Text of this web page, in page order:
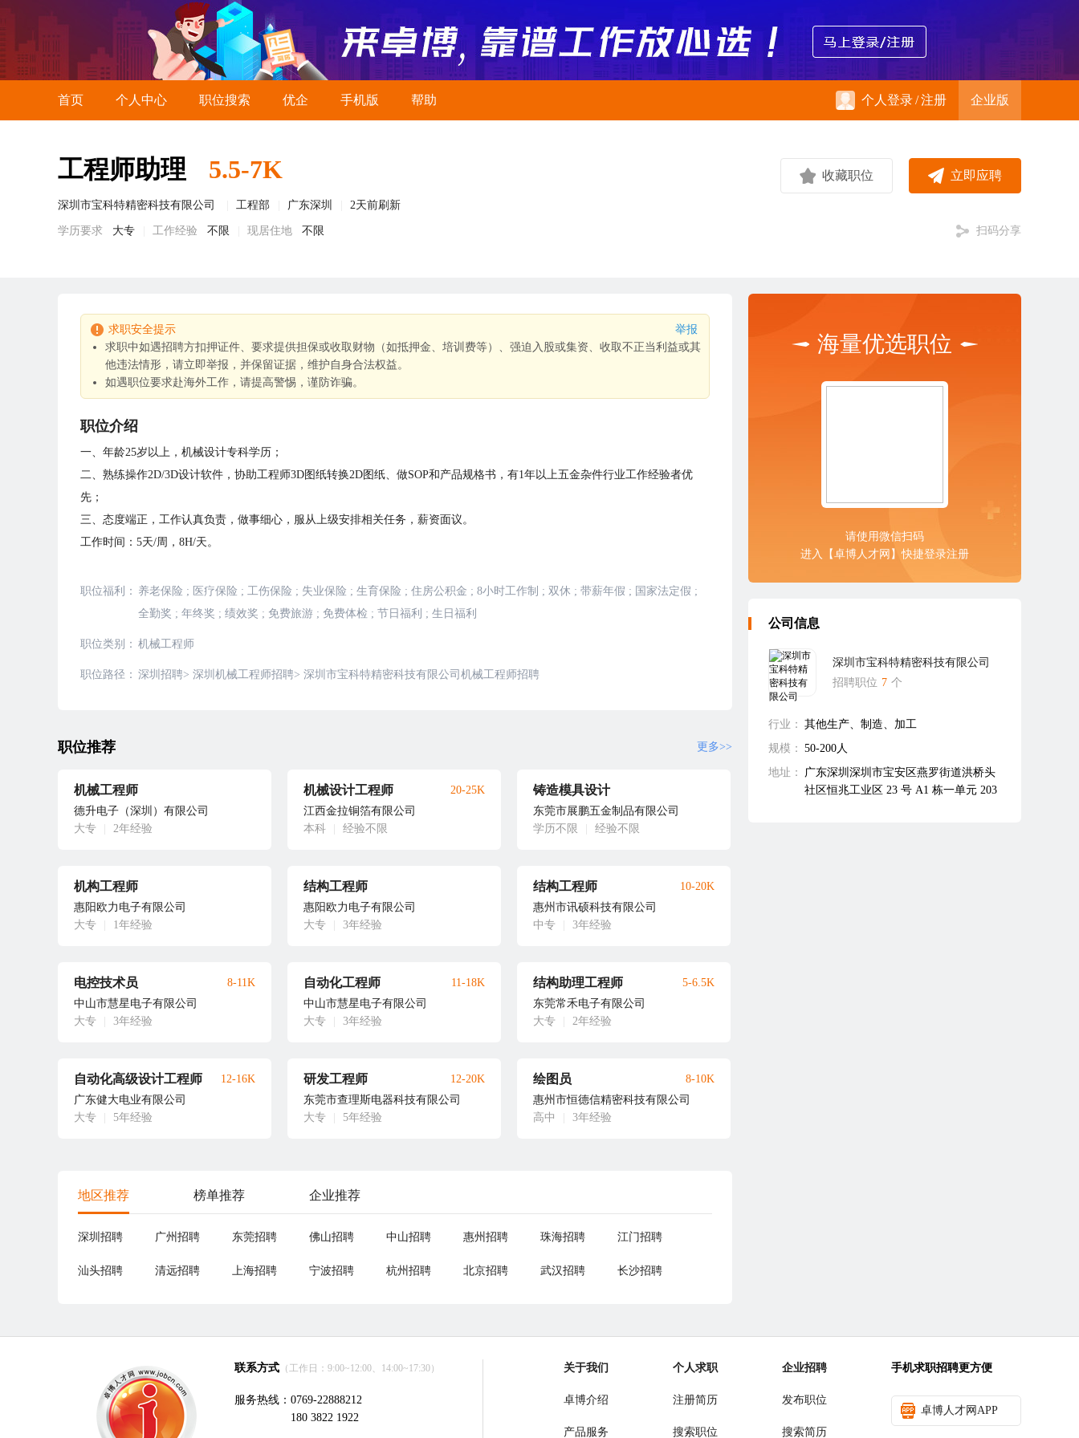
首页 个人中心 职位搜索 优企 手机版 帮助 个人登录/注册 企业版
工程师助理 5.5-7K
深圳市宝科特精密科技有限公司 工程部 广东深圳 2天前刷新
学历要求 大专 工作经验 不限 现居住地 不限
收藏职位 立即应聘
扫码分享
求职安全提示
举报
求职中如遇招聘方扣押证件、要求提供担保或收取财物（如抵押金、培训费等）、强迫入股或集资、收取不正当利益或其
他违法情形，请立即举报，并保留证据，维护自身合法权益。
如遇职位要求赴海外工作，请提高警惕，谨防诈骗。
职位介绍
一、年龄25岁以上，机械设计专科学历；
二、熟练操作2D/3D设计软件，协助工程师3D图纸转换2D图纸、做SOP和产品规格书，有1年以上五金杂件行业工作经验者优
先；
三、态度端正，工作认真负责，做事细心，服从上级安排相关任务，薪资面议。
工作时间：5天/周，8H/天。
职位福利： 养老保险 ; 医疗保险 ; 工伤保险 ; 失业保险 ; 生育保险 ; 住房公积金 ; 8小时工作制 ; 双休 ; 带薪年假 ; 国家法定假 ;
全勤奖 ; 年终奖 ; 绩效奖 ; 免费旅游 ; 免费体检 ; 节日福利 ; 生日福利
职位类别： 机械工程师
职位路径： 深圳招聘> 深圳机械工程师招聘> 深圳市宝科特精密科技有限公司机械工程师招聘
职位推荐 更多>>
机械工程师
德升电子（深圳）有限公司
大专
2年经验
机械设计工程师
江西金拉铜箔有限公司
本科
经验不限
20-25K 铸造模具设计
东莞市展鹏五金制品有限公司
学历不限
经验不限
机构工程师
惠阳欧力电子有限公司
大专
1年经验
结构工程师
惠阳欧力电子有限公司
大专
3年经验
结构工程师
惠州市讯硕科技有限公司
中专
3年经验
10-20K
电控技术员
中山市慧星电子有限公司
大专
3年经验
8-11K 自动化工程师
中山市慧星电子有限公司
大专
3年经验
11-18K 结构助理工程师
东莞常禾电子有限公司
大专
2年经验
5-6.5K
自动化高级设计工程师
广东健大电业有限公司
大专
5年经验
12-16K 研发工程师
东莞市查理斯电器科技有限公司
大专
5年经验
12-20K 绘图员
惠州市恒德信精密科技有限公司
高中
3年经验
8-10K
地区推荐 榜单推荐 企业推荐
深圳招聘 广州招聘 东莞招聘 佛山招聘 中山招聘 惠州招聘 珠海招聘 江门招聘
汕头招聘 清远招聘 上海招聘 宁波招聘 杭州招聘 北京招聘 武汉招聘 长沙招聘
海量优选职位
请使用微信扫码
进入【卓博人才网】快捷登录注册
公司信息
深圳市宝科特精密科技有限公司
招聘职位 7 个
行业： 其他生产、制造、加工
规模： 50-200人
地址：
广东深圳深圳市宝安区燕罗街道洪桥头
社区恒兆工业区 23 号 A1 栋一单元 203
联系方式 （工作日：9:00~12:00、14:00~17:30）
服务热线：0769-22888212
180 3822 1922
关于我们
卓博介绍
产品服务
个人求职
注册简历
搜索职位
企业招聘
发布职位
搜索简历
手机求职招聘更方便
卓博人才网APP